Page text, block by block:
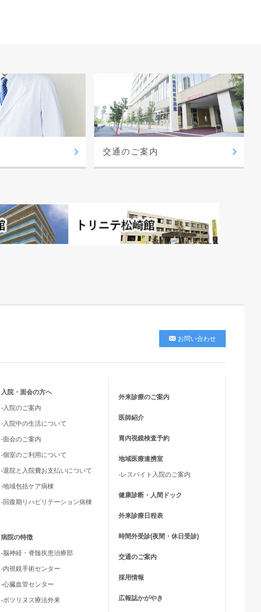
交通のご案内
お問い合わせ
入院・面会の方へ
-入院のご案内
-入院中の生活について
-面会のご案内
-個室のご利用について
-退院と入院費お支払いについて
-地域包括ケア病棟
-回復期リハビリテーション病棟
病院の特徴
-脳神経・脊髄疾患治療部
-内視鏡手術センター
-心臓血管センター
-ボツリヌス療法外来
外来診療のご案内
医師紹介
胃内視鏡検査予約
地域医療連携室
-レスパイト入院のご案内
健康診断・人間ドック
外来診療日程表
時間外受診(夜間・休日受診)
交通のご案内
採用情報
広報誌かがやき